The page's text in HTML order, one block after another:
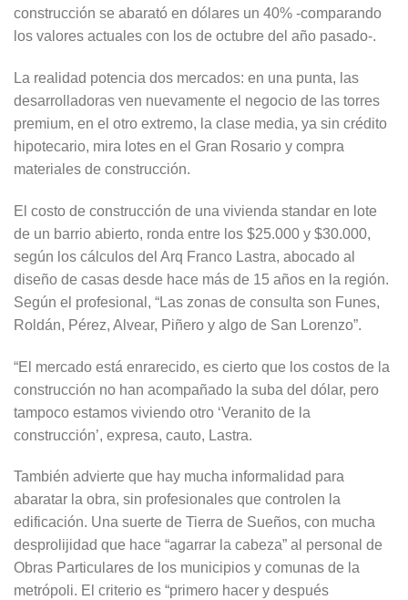
construcción se abarató en dólares un 40% -comparando
los valores actuales con los de octubre del año pasado-.
La realidad potencia dos mercados: en una punta, las
desarrolladoras ven nuevamente el negocio de las torres
premium, en el otro extremo, la clase media, ya sin crédito
hipotecario, mira lotes en el Gran Rosario y compra
materiales de construcción.
El costo de construcción de una vivienda standar en lote
de un barrio abierto, ronda entre los $25.000 y $30.000,
según los cálculos del Arq Franco Lastra, abocado al
diseño de casas desde hace más de 15 años en la región.
Según el profesional, “Las zonas de consulta son Funes,
Roldán, Pérez, Alvear, Piñero y algo de San Lorenzo”.
“El mercado está enrarecido, es cierto que los costos de la
construcción no han acompañado la suba del dólar, pero
tampoco estamos viviendo otro ‘Veranito de la
construcción’, expresa, cauto, Lastra.
También advierte que hay mucha informalidad para
abaratar la obra, sin profesionales que controlen la
edificación. Una suerte de Tierra de Sueños, con mucha
desprolijidad que hace “agarrar la cabeza” al personal de
Obras Particulares de los municipios y comunas de la
metrópoli. El criterio es “primero hacer y después